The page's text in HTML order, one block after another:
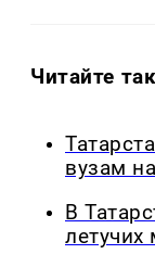
Читайте
вузам
В